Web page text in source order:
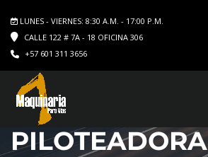
LUNES - VIERNES: 8:30 A.M. - 17:00 P.M.
CALLE 122 # 7A - 18 OFICINA 306
+57 601 311 3656
PILOTEADORA